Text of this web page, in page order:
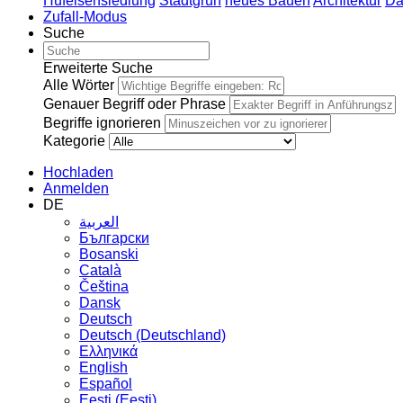
Zufall-Modus
Suche
Erweiterte Suche
Alle Wörter
Genauer Begriff oder Phrase
Begriffe ignorieren
Kategorie
Hochladen
Anmelden
DE
العربية
Български
Bosanski
Сatalà
Čeština
Dansk
Deutsch
Deutsch (Deutschland)
Ελληνικά
English
Español
Eesti (Eesti)